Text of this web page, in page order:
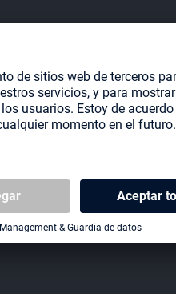
doble funda
y PVC